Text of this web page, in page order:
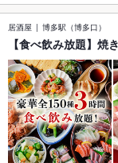
居酒屋 博多駅（博多口）
【食べ飲み放題】